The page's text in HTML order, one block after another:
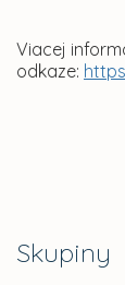
Skupiny
Viacej
odkaze: